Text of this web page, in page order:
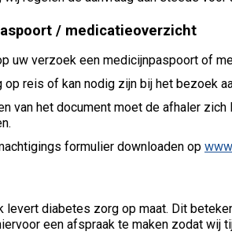
/ medicatieoverzicht
uw verzoek een medicijnpaspoort of
op reis of kan nodig zijn bij het bezoek
van het document moet de afhaler
formulier downloaden op
levert diabetes zorg op maat. Dit
een afspraak te maken zodat wij